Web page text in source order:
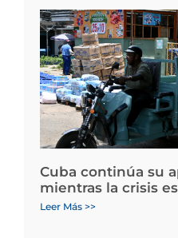
Cuba continúa su
mientras la crisis
Leer Más >>